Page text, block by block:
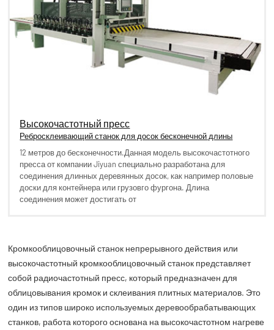
Высокочастотный пресс
Ребросклеивающий станок для досок бесконечной длины
12 метров до бесконечности.Данная модель высокочастотного
пресса от компании Jiyuan специально разработана для
соединения длинных деревянных досок, как например половые
доски для контейнера или грузовго фургона. Длина
соединения может достигать от
Кромкооблицовочный станок непрерывного действия или
высокочастотный кромкооблицовочный станок представляет
собой радиочастотный пресс, который предназначен для
облицовывания кромок и склеивания плитных материалов. Это
один из типов широко используемых деревообрабатывающих
станков, работа которого основана на высокочастотном нагреве